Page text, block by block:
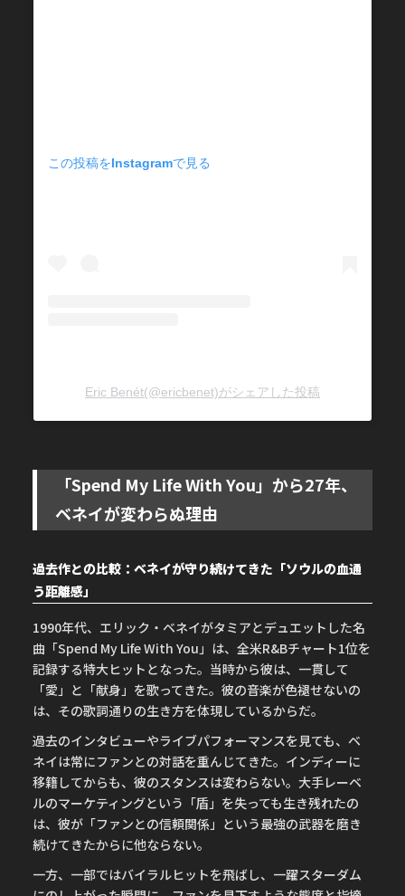
この投稿をInstagramで見る
Eric Benét(@ericbenet)がシェアした投稿
「Spend My Life With You」から27年、
ベネイが変わらぬ理由
過去作との比較：ベネイが守り続けてきた「ソウルの血通
う距離感」
1990年代、エリック・ベネイがタミアとデュエットした名
曲「Spend My Life With You」は、全米R&Bチャート1位を
記録する特大ヒットとなった。当時から彼は、一貫して
「愛」と「献身」を歌ってきた。彼の音楽が色褪せないの
は、その歌詞通りの生き方を体現しているからだ。
過去のインタビューやライブパフォーマンスを見ても、ベ
ネイは常にファンとの対話を重んじてきた。インディーに
移籍してからも、彼のスタンスは変わらない。大手レーベ
ルのマーケティングという「盾」を失っても生き残れたの
は、彼が「ファンとの信頼関係」という最強の武器を磨き
続けてきたからに他ならない。
一方、一部ではバイラルヒットを飛ばし、一躍スターダム